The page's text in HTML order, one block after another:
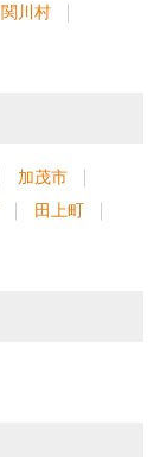
関川村
加茂市
田上町